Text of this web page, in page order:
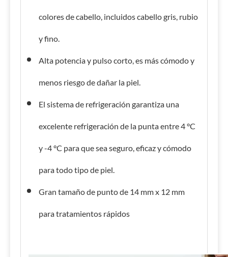
colores de cabello, incluidos cabello gris, rubio
y fino.
Alta potencia y pulso corto, es más cómodo y
menos riesgo de dañar la piel.
El sistema de refrigeración garantiza una
excelente refrigeración de la punta entre 4 °C
y -4 °C para que sea seguro, eficaz y cómodo
para todo tipo de piel.
Gran tamaño de punto de 14 mm x 12 mm
para tratamientos rápidos